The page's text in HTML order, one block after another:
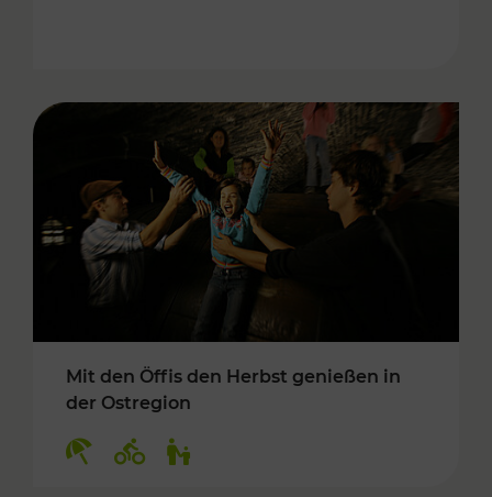
Mit den Öffis den Herbst genießen in
der Ostregion